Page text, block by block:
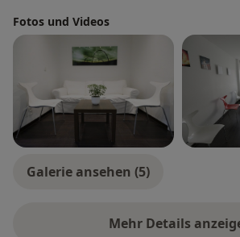
Fotos und Videos
Galerie ansehen (5)
Mehr Detailsüber